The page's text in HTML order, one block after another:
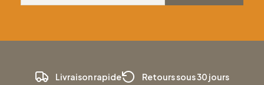
Livraison rapide Retours sous 30 jours